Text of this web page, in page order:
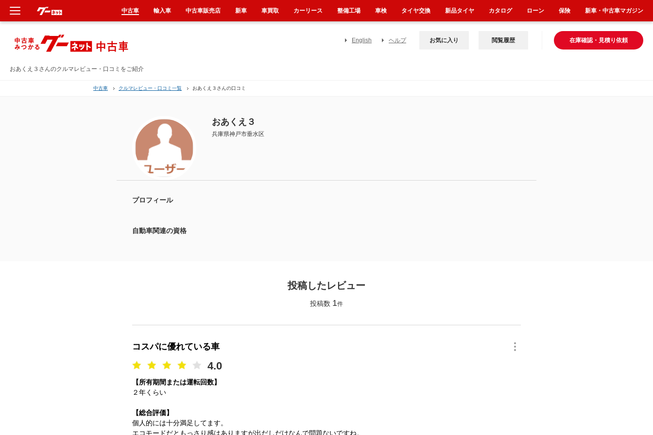
おあくえ３さんのクルマレビュー・口コミをご紹介
English ヘルプ 在庫確認・見積り依頼
お気に入り 閲覧履歴
中古車 クルマレビュー・口コミ一覧 おあくえ３さんの口コミ
おあくえ３
兵庫県神戸市垂水区
プロフィール
自動車関連の資格
投稿したレビュー
投稿数 1件
コスパに優れている車
4.0
【所有期間または運転回数】
２年くらい
【総合評価】
個人的には十分満足してます。
エコモードだともっさり感はありますが出だしだけなんで問題ないですね。
中古車 輸入車 中古車販売店 新車 車買取 カーリース 整備工場 車検 タイヤ交換 新品タイヤ カタログ ローン 保険 新車・中古車マガジン
新車
中古車